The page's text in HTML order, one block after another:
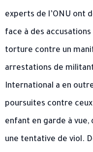
experts de l’ONU ont
face à des
torture contre un
arrestations de
International a en
poursuites contre
enfant en garde à
une tentative de viol.